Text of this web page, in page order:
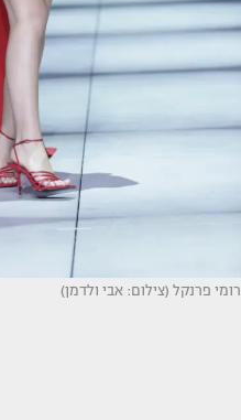
רומי פרנקל (צילום: אבי ולדמן)